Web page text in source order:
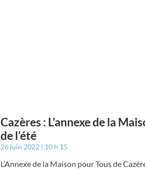
Cazères : L’annexe de la
de l’été
26 juin 2022 10 h 15
L’Annexe de la Maison pour Tous de